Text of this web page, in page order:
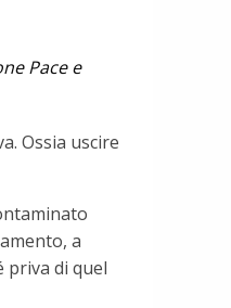
Pace e
Ossia uscire
a
priva di quel